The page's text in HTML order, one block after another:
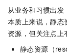
从业务和习惯出
本质上来说，静态
资源，但关注点上
静态资源（